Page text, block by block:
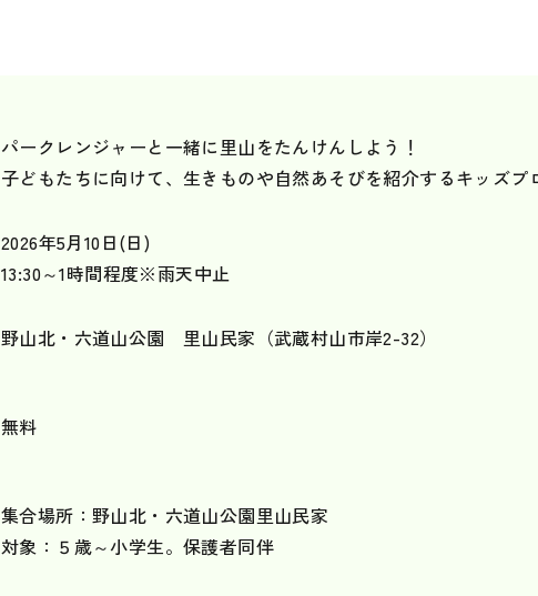
パークレンジャーと一緒に里山をたんけんしよう！
子どもたちに向けて、生きものや自然あそびを紹介するキッズプ
2026年5月10日(日)
13:30～1時間程度※雨天中止
野山北・六道山公園 里山民家（武蔵村山市岸2-32）
無料
集合場所：野山北・六道山公園里山民家
対象：５歳～小学生。保護者同伴